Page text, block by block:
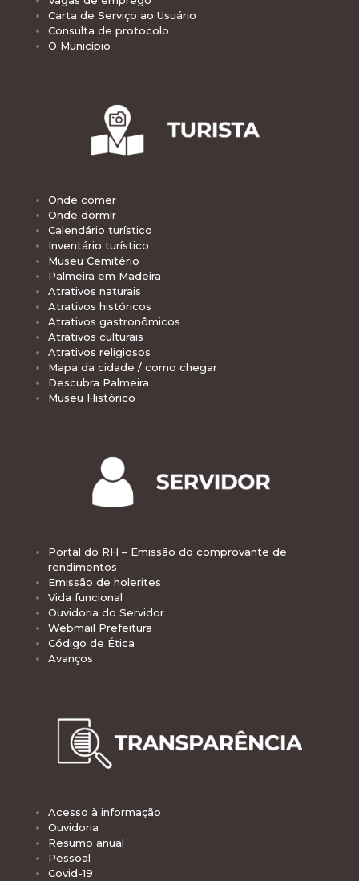
Carta de Serviço ao Usuário
Consulta de protocolo
O Município
Onde comer
Onde dormir
Calendário turístico
Inventário turístico
Museu Cemitério
Palmeira em Madeira
Atrativos naturais
Atrativos históricos
Atrativos gastronômicos
Atrativos culturais
Atrativos religiosos
Mapa da cidade / como chegar
Descubra Palmeira
Museu Histórico
Portal do RH – Emissão do comprovante de
rendimentos
Emissão de holerites
Vida funcional
Ouvidoria do Servidor
Webmail Prefeitura
Código de Ética
Avanços
Acesso à informação
Ouvidoria
Resumo anual
Pessoal
Covid-19